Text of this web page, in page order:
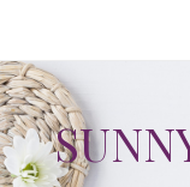
content